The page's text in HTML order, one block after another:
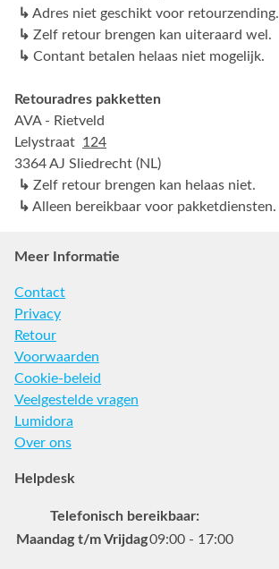
↳ Adres niet geschikt voor retourzending.
↳ Zelf retour brengen kan uiteraard wel.
↳ Contant betalen helaas niet mogelijk.
Retouradres pakketten
AVA - Rietveld
Lelystraat 124
3364 AJ Sliedrecht (NL)
↳ Zelf retour brengen kan helaas niet.
↳ Alleen bereikbaar voor pakketdiensten.
Meer Informatie
Contact
Privacy
Retour
Voorwaarden
Cookie-beleid
Veelgestelde vragen
Lumidora
Over ons
Helpdesk
Telefonisch bereikbaar:
Maandag t/m Vrijdag09:00 - 17:00